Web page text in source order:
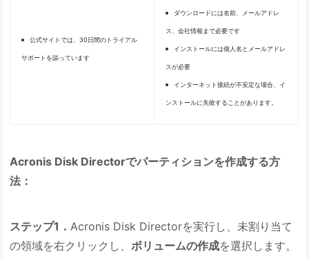
公式サイトでは、30日間のトライアル
サポートを謳っています
ダウンロードには名前、メールアドレ
ス、会社情報まで必要です
インストールには個人名とメールアドレ
スが必要
インターネット接続が不安定な場合、イ
ンストールに失敗することがあります。
Acronis Disk Directorでパーティションを作成する方
法：
ステップ1． Acronis Disk Directorを実行し、未割り当て
の領域を右クリックし、ボリュームの作成を選択します。